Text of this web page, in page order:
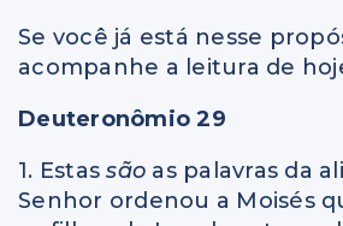
Se você já está nesse
acompanhe a leitura de
Deuteronômio 29
1. Estassão as palavras da
Senhor ordenou a Moisés